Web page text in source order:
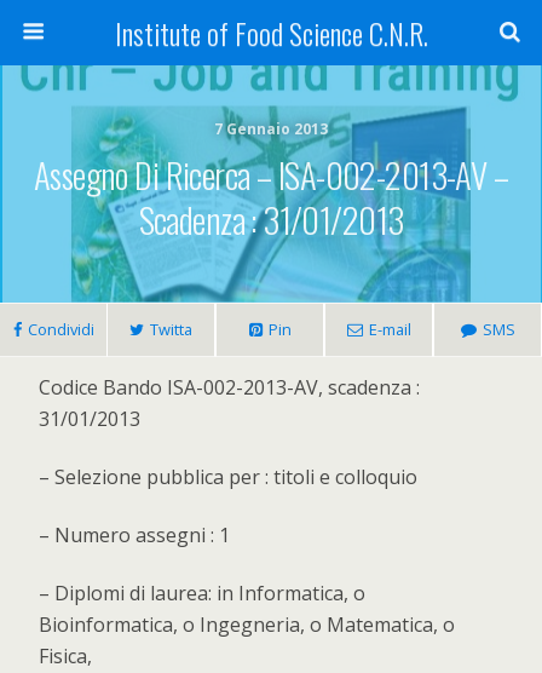
Institute of Food Science C.N.R.
7 Gennaio 2013
Assegno Di Ricerca – ISA-002-2013-AV –
Scadenza : 31/01/2013
Condividi Twitta Pin E-mail SMS
Codice Bando ISA-002-2013-AV, scadenza :
31/01/2013
– Selezione pubblica per : titoli e colloquio
– Numero assegni : 1
– Diplomi di laurea: in Informatica, o
Bioinformatica, o Ingegneria, o Matematica, o
Fisica,